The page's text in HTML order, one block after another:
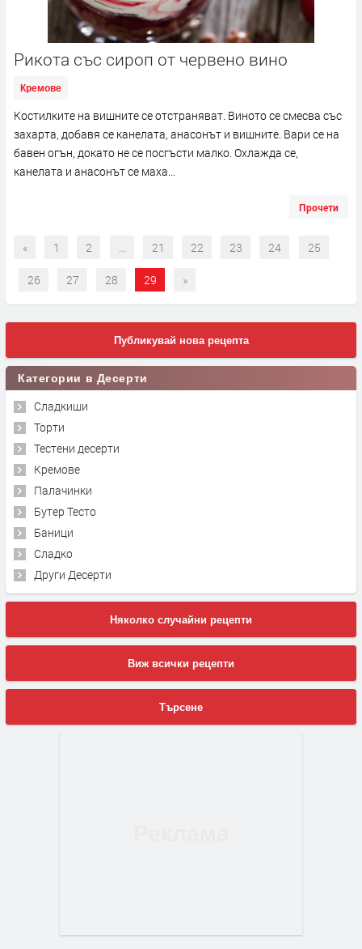
Рикота със сироп от червено вино
Кремове
Костилките на вишните се отстраняват. Виното се смесва със
захарта, добавя се канелата, анасонът и вишните. Вари се на
бавен огън, докато не се посгъсти малко. Охлажда се,
канелата и анасонът се маха...
Прочети
« 1 2 21 22 23 24 25
26 27 28 29 »
Публикувай нова рецепта
Категории в Десерти
Сладкиши
Торти
Тестени десерти
Кремове
Палачинки
Бутер Тесто
Баници
Сладко
Други Десерти
Няколко случайни рецепти
Виж всички рецепти
Търсене